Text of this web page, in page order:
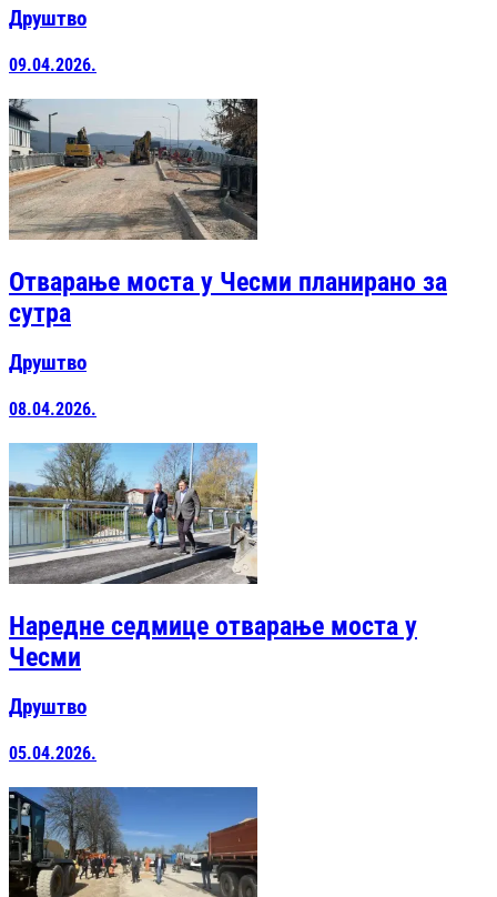
Друштво
09.04.2026.
Отварање моста у Чесми планирано за
сутра
Друштво
08.04.2026.
Наредне седмице отварање моста у
Чесми
Друштво
05.04.2026.